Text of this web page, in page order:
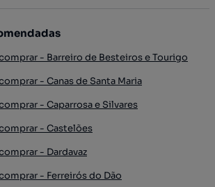
- Barreiro de Besteiros e Tourigo
- Canas de Santa Maria
- Caparrosa e Silvares
- Castelões
- Dardavaz
- Ferreirós do Dão